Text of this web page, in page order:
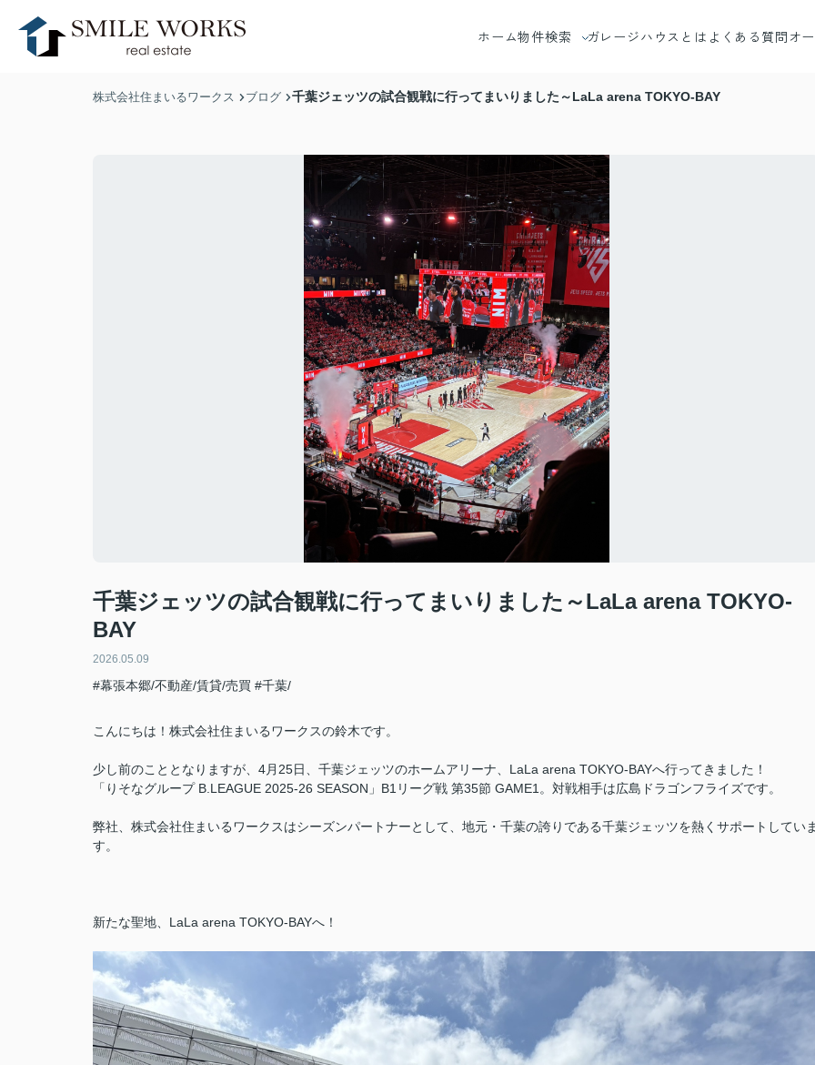
ホーム物件検索
沿線から探す
ガレージハウスとは よくある質問 オ
株式会社住まいるワークス ブログ 千葉ジェッツの試合観戦に行ってまいりました～LaLa arena TOKYO-BAY
千葉ジェッツの試合観戦に行ってまいりました～LaLa arena TOKYO-
BAY
2026.05.09
#幕張本郷/不動産/賃貸/売買 #千葉/
こんにちは！株式会社住まいるワークスの鈴木です。
少し前のこととなりますが、4月25日、千葉ジェッツのホームアリーナ、LaLa arena TOKYO-BAYへ行ってきました！
「りそなグループ B.LEAGUE 2025-26 SEASON」B1リーグ戦 第35節 GAME1。対戦相手は広島ドラゴンフライズです。
弊社、株式会社住まいるワークスはシーズンパートナーとして、地元・千葉の誇りである千葉ジェッツを熱くサポートしてい
す。
新たな聖地、LaLa arena TOKYO-BAYへ！